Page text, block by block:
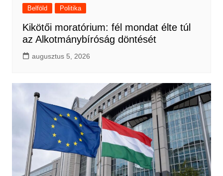
Belföld Politika
Kikötői moratórium: fél mondat élte túl
az Alkotmánybíróság döntését
augusztus 5, 2026